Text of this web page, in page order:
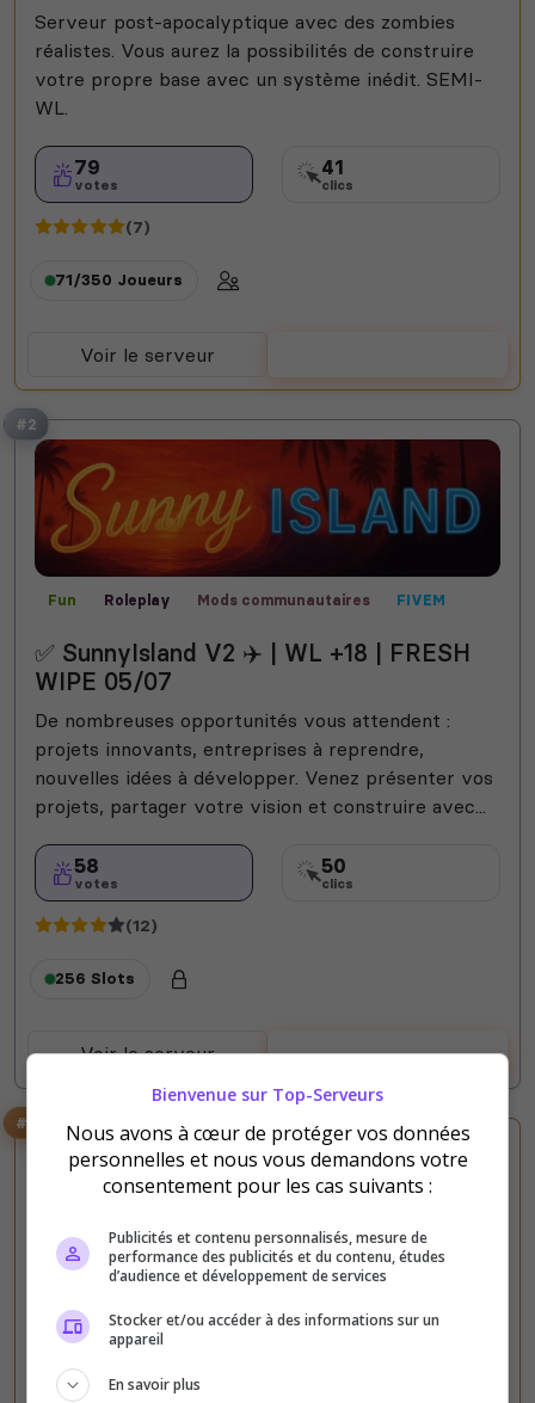
Serveur post-apocalyptique avec des zombies
réalistes. Vous aurez la possibilités de construire
votre propre base avec un système inédit. SEMI-
WL.
79
votes
41
clics
(7)
71/350 Joueurs
Voir le serveur
#2
Fun Roleplay Mods communautaires
FIVEM
✅ SunnyIsland V2 ✈️ | WL +18 | FRESH
WIPE 05/07
De nombreuses opportunités vous attendent :
projets innovants, entreprises à reprendre,
nouvelles idées à développer. Venez présenter vos
projets, partager votre vision et construire avec...
58
votes
50
clics
(12)
256 Slots
Voir le serveur Voter
#3
Roleplay
RP écrit RP vocal
Anomaly RP | WL+18 | RECHERCHE
AVOCATS ET CIVILS
Bienvenue sur Top-Serveurs
Nous avons à cœur de protéger vos données
personnelles et nous vous demandons votre
consentement pour les cas suivants :
Publicités et contenu personnalisés, mesure de
performance des publicités et du contenu, études
d’audience et développement de services
Stocker et/ou accéder à des informations sur un
appareil
En savoir plus